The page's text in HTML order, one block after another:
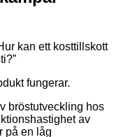
kan ett kosttillskott
fungerar.
bröstutveckling hos
av
på en låg